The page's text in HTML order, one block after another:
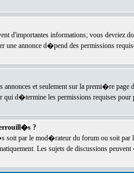
d'importantes informations; vous devriez
annonce d�pend des permissions
annonces et seulement sur la premi�re
qui d�termine les permissions requises pour
?
par le mod�rateur du forum ou soit par
Les sujets de discussions